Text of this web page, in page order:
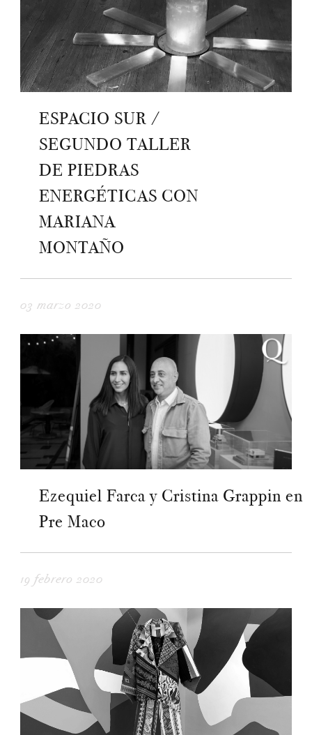
ESPACIO SUR /
SEGUNDO TALLER
DE PIEDRAS
ENERGÉTICAS CON
MARIANA
MONTAÑO
03 marzo 2020
Ezequiel Farca y Cristina Grappin en
Pre Maco
19 febrero 2020